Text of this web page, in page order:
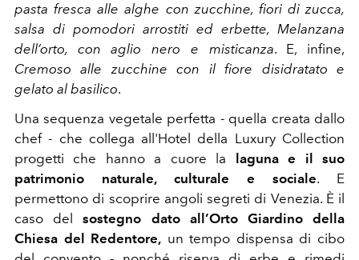
pasta fresca alle alghe con zucchine, fiori di zucca,
salsa di pomodori arrostiti ed erbette, Melanzana
dell’orto, con aglio nero e misticanza. E, infine,
Cremoso alle zucchine con il fiore disidratato e
gelato al basilico.
Una sequenza vegetale perfetta - quella creata dallo
chef - che collega all'Hotel della Luxury Collection
progetti che hanno a cuore la laguna e il suo
patrimonio naturale, culturale e sociale. E
permettono di scoprire angoli segreti di Venezia. È il
caso delsostegno dato all’Orto Giardino della
Chiesa del Redentore, un tempo dispensa di cibo